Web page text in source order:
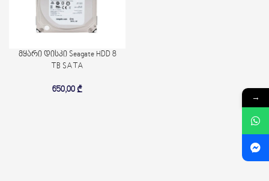
მყარი დისკი Seagate HDD 8
TB SATA
650,00 ₾
→